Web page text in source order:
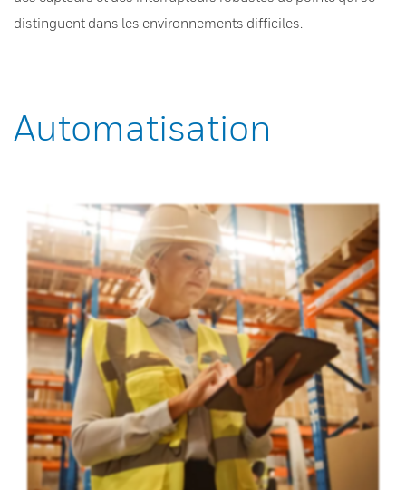
distinguent dans les environnements difficiles.
Automatisation